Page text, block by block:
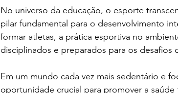
No universo da educação, o esporte
pilar fundamental para o desenvolvimento
formar atletas, a prática esportiva no
disciplinados e preparados para os desafios
Em um mundo cada vez mais sedentário e
oportunidade crucial para promover a